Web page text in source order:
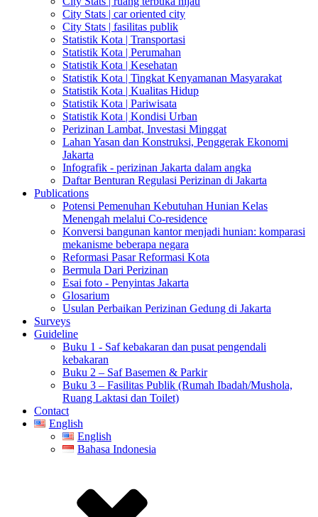
City Stats | car oriented city
City Stats | fasilitas publik
Statistik Kota | Transportasi
Statistik Kota | Perumahan
Statistik Kota | Kesehatan
Statistik Kota | Tingkat Kenyamanan Masyarakat
Statistik Kota | Kualitas Hidup
Statistik Kota | Pariwisata
Statistik Kota | Kondisi Urban
Perizinan Lambat, Investasi Minggat
Lahan Yasan dan Konstruksi, Penggerak Ekonomi
Jakarta
Infografik - perizinan Jakarta dalam angka
Daftar Benturan Regulasi Perizinan di Jakarta
Publications
Potensi Pemenuhan Kebutuhan Hunian Kelas
Menengah melalui Co-residence
Konversi bangunan kantor menjadi hunian: komparasi
mekanisme beberapa negara
Reformasi Pasar Reformasi Kota
Bermula Dari Perizinan
Esai foto - Penyintas Jakarta
Glosarium
Usulan Perbaikan Perizinan Gedung di Jakarta
Surveys
Guideline
Buku 1 - Saf kebakaran dan pusat pengendali
kebakaran
Buku 2 – Saf Basemen & Parkir
Buku 3 – Fasilitas Publik (Rumah Ibadah/Mushola,
Ruang Laktasi dan Toilet)
Contact
English
English
Bahasa Indonesia